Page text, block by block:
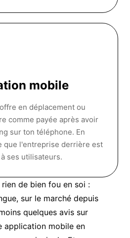
mobile
en déplacement ou
comme payée après avoir
sur ton téléphone. En
que l'entreprise derrière est
ses utilisateurs.
de bien fou en soi :
sur le marché depuis
quelques avis sur
application mobile en